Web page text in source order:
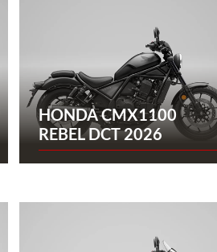
HONDA CMX1100
REBEL DCT 2026